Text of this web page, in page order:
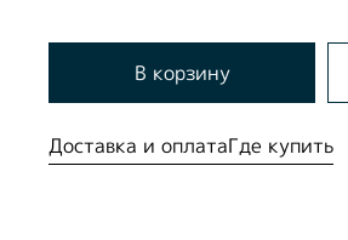
В корзину
Доставка и оплатаГде купить